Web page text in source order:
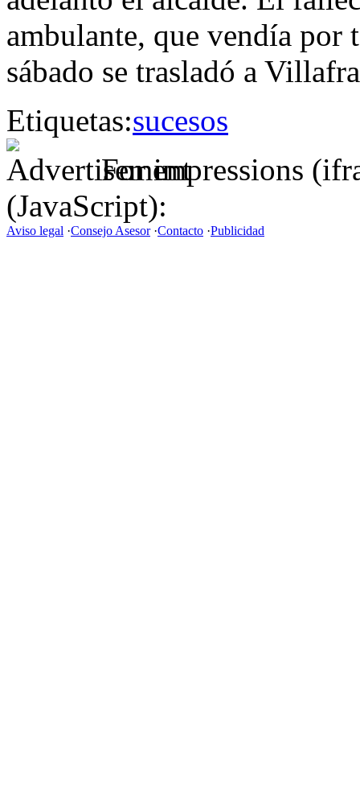
ambulante, que vendía por
sábado se trasladó a
Etiquetas:sucesos
For impressions
(JavaScript):
Aviso legal ·Consejo Asesor·Contacto ·Publicidad